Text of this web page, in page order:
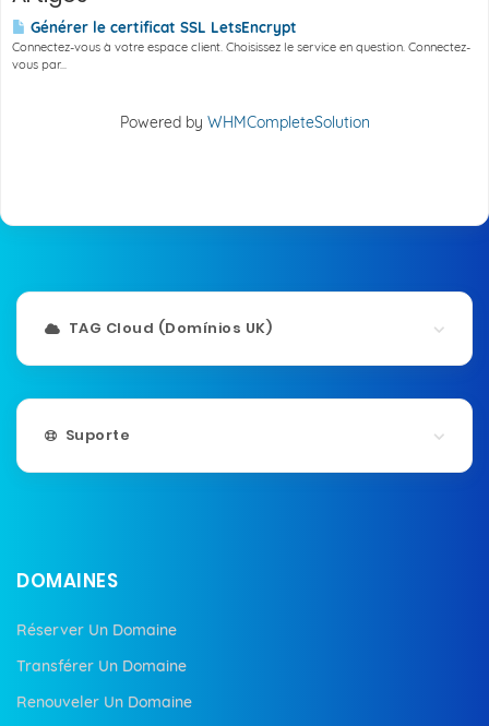
Générer le certificat SSL LetsEncrypt
Connectez-vous à votre espace client. Choisissez le service en question. Connectez-
vous par...
Powered by WHMCompleteSolution
TAG Cloud (Domínios UK)
Suporte
DOMAINES
Réserver Un Domaine
Transférer Un Domaine
Renouveler Un Domaine